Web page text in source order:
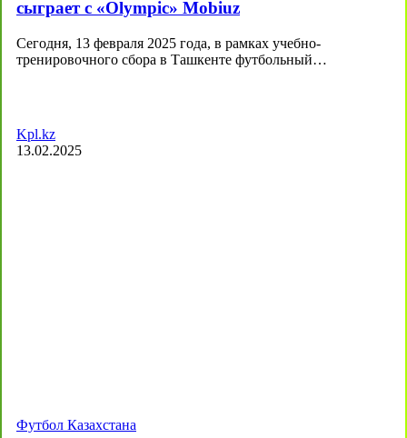
сыграет с «Olympic» Mobiuz
Сегодня, 13 февраля 2025 года, в рамках учебно-
тренировочного сбора в Ташкенте футбольный…
Kpl.kz
13.02.2025
Футбол Казахстана